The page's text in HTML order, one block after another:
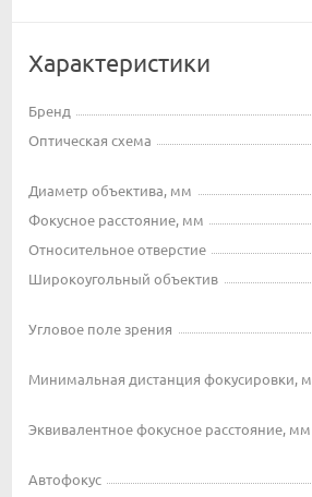
Характеристики
Бренд
Оптическая схема
Диаметр объектива, мм
Фокусное расстояние, мм
Относительное отверстие
Широкоугольный объектив
Угловое поле зрения
Минимальная дистанция фокусировки, м
Эквивалентное фокусное расстояние, мм
Автофокус